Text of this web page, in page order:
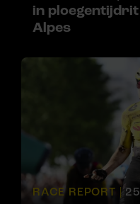
in
Alpes
RACE REPORT |